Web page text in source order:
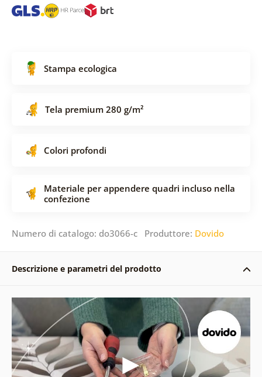
Stampa ecologica
Tela premium 280 g/m²
Colori profondi
Materiale per appendere quadri incluso nella
confezione
Numero di catalogo: do3066-c Produttore: Dovido
Descrizione e parametri del prodotto